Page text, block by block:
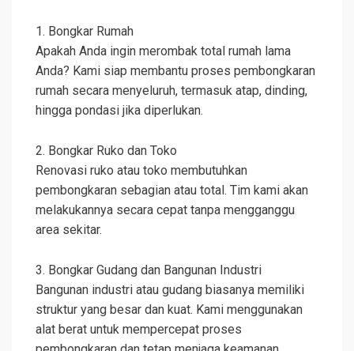
1. Bongkar Rumah
Apakah Anda ingin merombak total rumah lama
Anda? Kami siap membantu proses pembongkaran
rumah secara menyeluruh, termasuk atap, dinding,
hingga pondasi jika diperlukan.
2. Bongkar Ruko dan Toko
Renovasi ruko atau toko membutuhkan
pembongkaran sebagian atau total. Tim kami akan
melakukannya secara cepat tanpa mengganggu
area sekitar.
3. Bongkar Gudang dan Bangunan Industri
Bangunan industri atau gudang biasanya memiliki
struktur yang besar dan kuat. Kami menggunakan
alat berat untuk mempercepat proses